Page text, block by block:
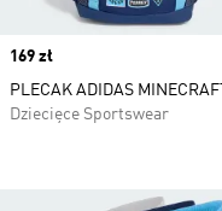
Price
169 zł
PLECAK ADIDAS MINECRAFT
Dziecięce Sportswear